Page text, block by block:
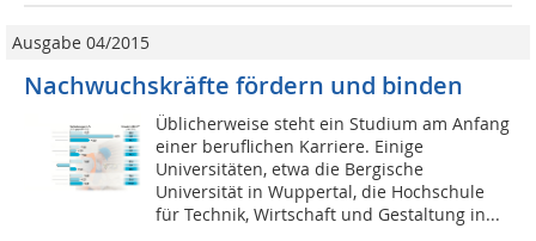
Ausgabe 04/2015
Nachwuchskräfte fördern und binden
Üblicherweise steht ein Studium am Anfang
einer beruflichen Karriere. Einige
Universitäten, etwa die Bergische
Universität in Wuppertal, die Hochschule
für Technik, Wirtschaft und Gestaltung in...